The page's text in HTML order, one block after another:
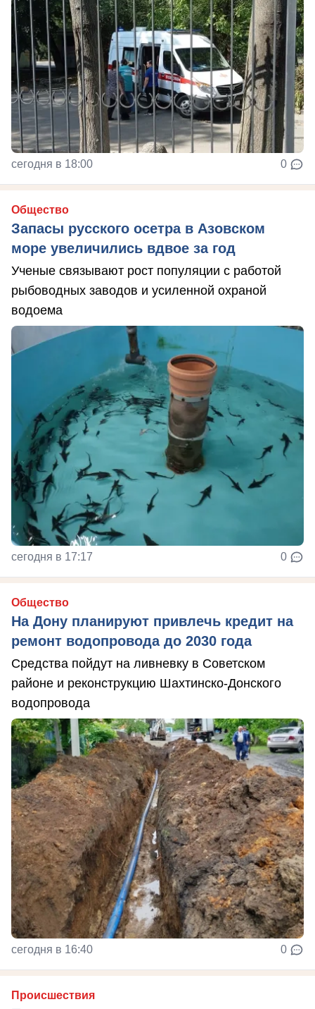
сегодня в 18:00 0
Общество
Запасы русского осетра в Азовском
море увеличились вдвое за год
Ученые связывают рост популяции с работой
рыбоводных заводов и усиленной охраной
водоема
сегодня в 17:17 0
Общество
На Дону планируют привлечь кредит на
ремонт водопровода до 2030 года
Средства пойдут на ливневку в Советском
районе и реконструкцию Шахтинско-Донского
водопровода
сегодня в 16:40 0
Происшествия